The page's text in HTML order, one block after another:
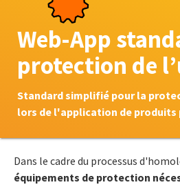
Web-App
protection de
Standard simplifié pour la
lors de l'application de
Dans le cadre du processus
équipements de protection